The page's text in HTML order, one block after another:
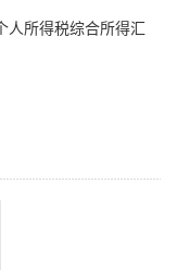
所得税综合所得汇